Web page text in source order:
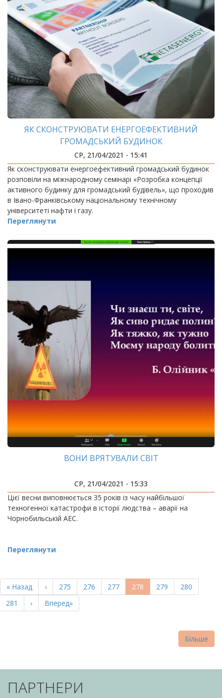
ЯК СКОНСТРУЮВАТИ ЕНЕРГОЕФЕКТИВНИЙ
ГРОМАДСЬКИЙ БУДИНОК
СР, 21/04/2021 - 15:41
Як сконструювати енергоефективний громадський будинок
розповіли на міжнародному семінарі «Розробка концепції
активного будинку для громадський будівель», що проходив
в Івано-Франківському національному технічному
університеті нафти і газу.
Переглянути
ВОНИ ВРЯТУВАЛИ СВІТ
СР, 21/04/2021 - 15:33
Цієї весни виповнюється 35 років із часу найбільшої
техногенної катастрофи в історії людства – аварії на
Чорнобильській АЕС.
Переглянути
НА
СТОРІНКИ
Перша
сторінка
« Назад
Попередня
сторінка
‹ Page
275 Page
276 Page
277
Поточна
сторінка
278 Page
279 Page
280
Page
281
Наступна
сторінка
›
Остання
сторінка
Вперед»
Більше
ПАРТНЕРИ